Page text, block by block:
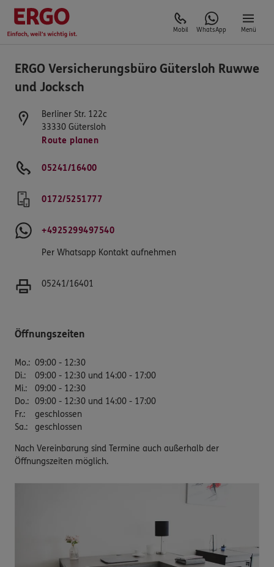
Mobil WhatsApp Menü
ERGO Versicherungsbüro Gütersloh Ruwwe
und Jocksch
Berliner Str. 122c
33330 Gütersloh
Route planen
05241/16400
0172/5251777
+4925299497540
Per Whatsapp Kontakt aufnehmen
05241/16401
Öffnungszeiten
Mo.: 09:00 - 12:30
Di.:
09:00 - 12:30 und 14:00 - 17:00
Mi.:
09:00 - 12:30
Do.: 09:00 - 12:30 und 14:00 - 17:00
Fr.:
geschlossen
Sa.: geschlossen
Nach Vereinbarung sind Termine auch außerhalb der
Öffnungszeiten möglich.